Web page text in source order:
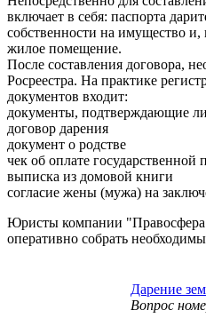
включает в себя: паспорта
собственности на имущество
жилое помещение.
После составления договора,
Росреестра. На практике
документов входит:
документы, подтверждающие
договор дарения
документ о родстве
чек об оплате
выписка из домовой книги
согласие жены (мужа) на
Юристы компании "Правосфера"
оперативно собрать
Дарение
Вопрос